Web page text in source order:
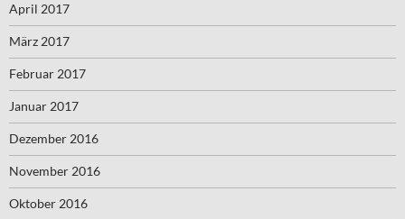
April 2017
März 2017
Februar 2017
Januar 2017
Dezember 2016
November 2016
Oktober 2016